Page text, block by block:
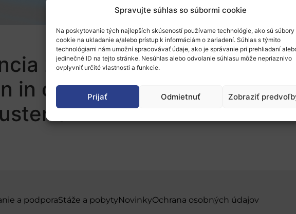
Spravujte súhlas so súbormi cookie
Na poskytovanie tých najlepších skúseností používame technológie, ako sú súbory
cookie na ukladanie a/alebo prístup k informáciám o zariadení. Súhlas s týmito
technológiami nám umožní spracovávať údaje, ako je správanie pri prehliadaní
jedinečné ID na tejto stránke. Nesúhlas alebo odvolanie súhlasu môže nepriaznivo
ovplyvniť určité vlastnosti a funkcie.
Prijať Odmietnuť Zobraziť
2022: Benefits and
in co-funded partnerships
6
a podporaStáže a pobytyNovinkyOchrana osobných údajov